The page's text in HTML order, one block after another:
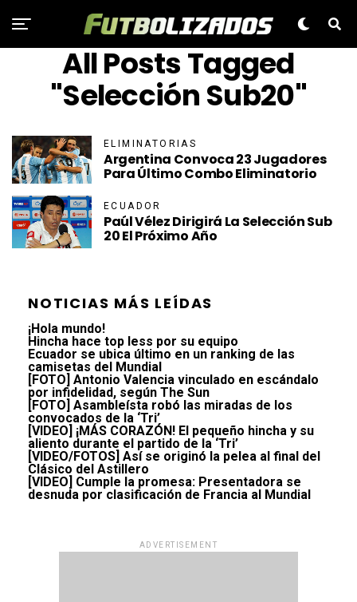
All Posts Tagged
"Selección Sub20"
ELIMINATORIAS
Argentina Convoca 23 Jugadores
Para Último Combo Eliminatorio
ECUADOR
Paúl Vélez Dirigirá La Selección Sub
20 El Próximo Año
NOTICIAS MÁS LEÍDAS
¡Hola mundo!
Hincha hace top less por su equipo
Ecuador se ubica último en un ranking de las
camisetas del Mundial
[FOTO] Antonio Valencia vinculado en escándalo
por infidelidad, según The Sun
[FOTO] Asambleísta robó las miradas de los
convocados de la ‘Tri’
[VIDEO] ¡MÁS CORAZÓN! El pequeño hincha y su
aliento durante el partido de la ‘Tri’
[VIDEO/FOTOS] Así se originó la pelea al final del
Clásico del Astillero
[VIDEO] Cumple la promesa: Presentadora se
desnuda por clasificación de Francia al Mundial
ADVERTISEMENT